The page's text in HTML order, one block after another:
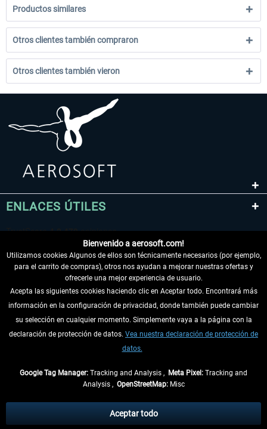
Productos similares
Otros clientes también compraron
Otros clientes también vieron
ENLACES ÚTILES
DESISTIR DEL CONTRATO
INFORMACIÓN
tasas de recepción si no se describe lo contrario
** De aplicación a envíos dentro de Alemania. Los plazos de envío para los
Bienvenido a aerosoft.com!
Utilizamos cookies Algunos de ellos son técnicamente necesarios (por ejemplo,
para el carrito de compras), otros nos ayudan a mejorar nuestras ofertas y
ofrecerle una mejor experiencia de usuario.
Acepta las siguientes cookies haciendo clic en Aceptar todo. Encontrará más
información en la configuración de privacidad, donde también puede cambiar
su selección en cualquier momento. Simplemente vaya a la página con la
declaración de protección de datos. Vea nuestra declaración de protección de
datos.
Google Tag Manager: Tracking and Analysis , Meta Pixel: Tracking and
Analysis , OpenStreetMap:Misc
Aceptar todo